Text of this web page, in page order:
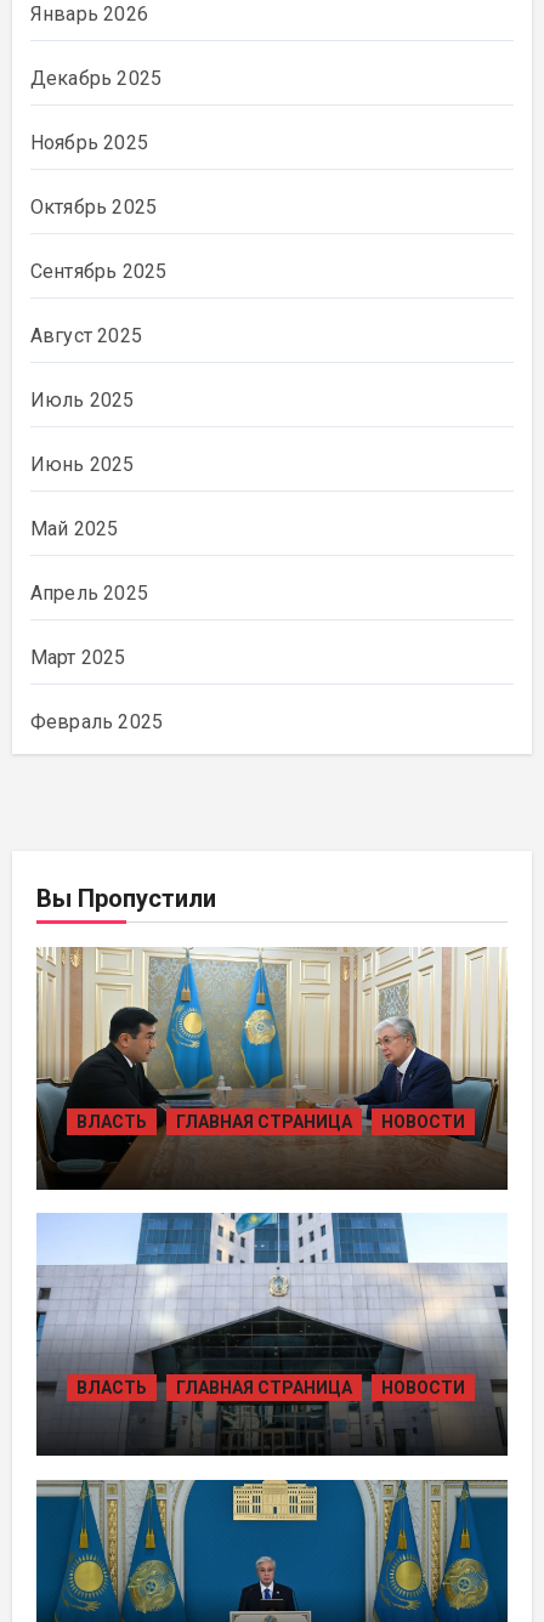
Январь 2026
Декабрь 2025
Ноябрь 2025
Октябрь 2025
Сентябрь 2025
Август 2025
Июль 2025
Июнь 2025
Май 2025
Апрель 2025
Март 2025
Февраль 2025
Вы Пропустили
ВЛАСТЬ ГЛАВНАЯ СТРАНИЦА НОВОСТИ
ПРЕЗИДЕНТ ПРИНЯЛ ПРЕДСЕДАТЕЛЯ
ПРАВЛЕНИЯ ХОЛДИНГА «БАЙТЕРЕК»
ВЛАСТЬ ГЛАВНАЯ СТРАНИЦА НОВОСТИ
ЖАМБЫЛЬСКОЙ ОБЛАСТИ БОЛЕЕ 80
ТЫСЯЧ ЖИТЕЛЕЙ ОБЕСПЕЧИЛИ
ГАЗОМ ЗА СЧЁТ ВОЗВРАЩЁННЫХ
АКТИВОВ